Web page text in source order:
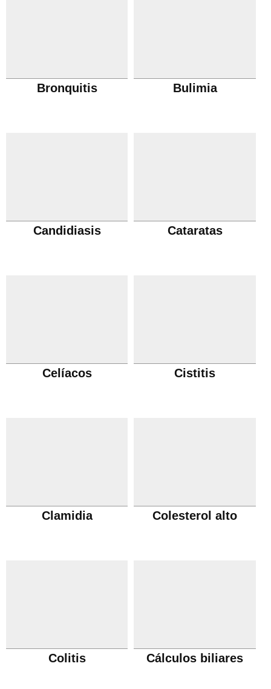
Bronquitis Bulimia
Candidiasis Cataratas
Celíacos Cistitis
Clamidia Colesterol alto
Colitis Cálculos biliares